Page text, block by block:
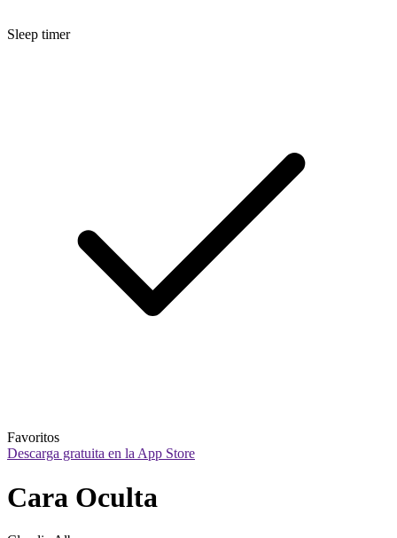
Sleep timer
Favoritos
Descarga gratuita en la App Store
Cara Oculta